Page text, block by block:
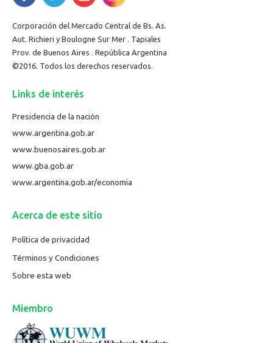
Corporación del Mercado Central de Bs. As.
Aut. Richieri y Boulogne Sur Mer . Tapiales
Prov. de Buenos Aires . República Argentina
©2016. Todos los derechos reservados.
Links de interés
Presidencia de la nación
www.argentina.gob.ar
www.buenosaires.gob.ar
www.gba.gob.ar
www.argentina.gob.ar/economia
Acerca de este sitio
Política de privacidad
Términos y Condiciones
Sobre esta web
Miembro